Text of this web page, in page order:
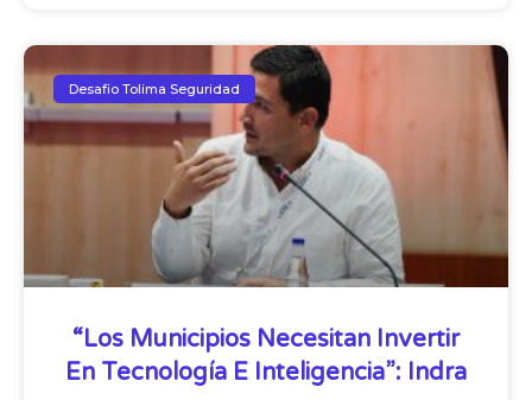
Desafio Tolima Seguridad
“Los Municipios Necesitan Invertir
En Tecnología E Inteligencia”: Indra